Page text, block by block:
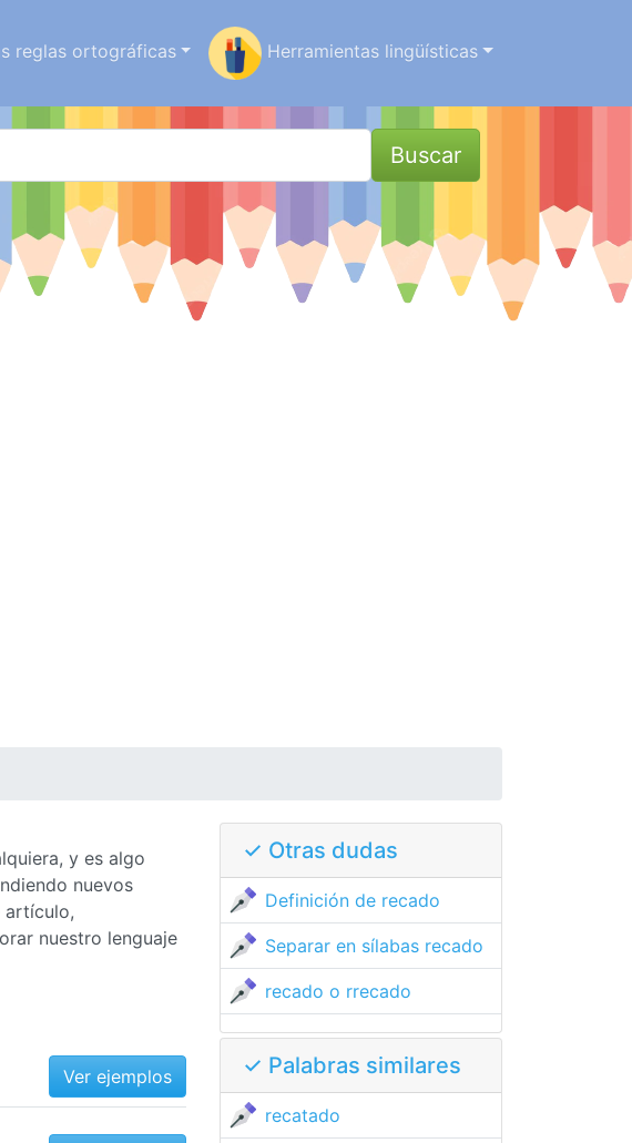
reglas ortográficas Herramientas lingüísticas
Buscar
y es algo
nuevos
artículo,
nuestro lenguaje
Ver ejemplos
✓ Otras dudas
Definición de recado
Separar en sílabas recado
recado o rrecado
✓ Palabras similares
recatado